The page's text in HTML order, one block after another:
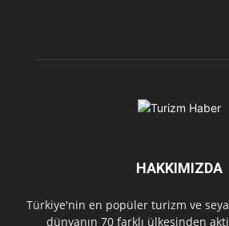
HAKKIMIZDA
Türkiye'nin en popüler turizm ve
dünyanın 70 farklı ülkesinden